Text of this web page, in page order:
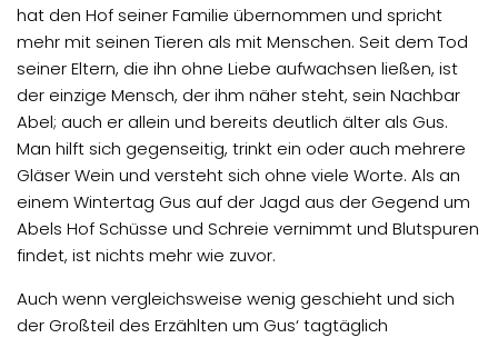
hat den Hof seiner Familie übernommen und spricht
mehr mit seinen Tieren als mit Menschen. Seit dem Tod
seiner Eltern, die ihn ohne Liebe aufwachsen ließen, ist
der einzige Mensch, der ihm näher steht, sein Nachbar
Abel; auch er allein und bereits deutlich älter als Gus.
Man hilft sich gegenseitig, trinkt ein oder auch mehrere
Gläser Wein und versteht sich ohne viele Worte. Als an
einem Wintertag Gus auf der Jagd aus der Gegend um
Abels Hof Schüsse und Schreie vernimmt und Blutspuren
findet, ist nichts mehr wie zuvor.
Auch wenn vergleichsweise wenig geschieht und sich
der Großteil des Erzählten um Gus‘ tagtäglich